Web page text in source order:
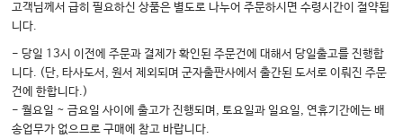
고객님께서 급히 필요하신 상품은 별도로 나누어 주문하시면 수령시간이 절약됩
니다.
- 당일 13시 이전에 주문과 결제가 확인된 주문건에 대해서 당일출고를 진행합
니다. (단, 타사도서, 원서 제외되며 군자출판사에서 출간된 도서로 이뤄진 주문
건에 한합니다.)
- 월요일 ~ 금요일 사이에 출고가 진행되며, 토요일과 일요일, 연휴기간에는 배
송업무가 없으므로 구매에 참고 바랍니다.